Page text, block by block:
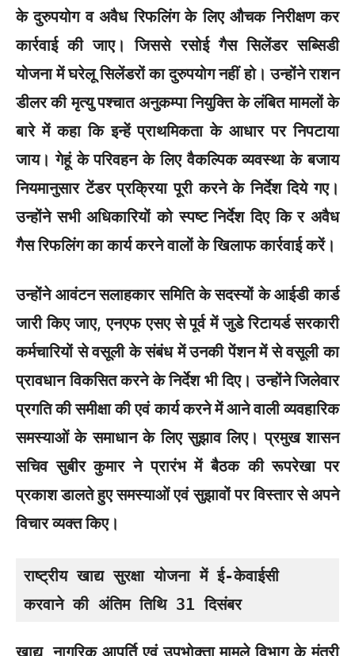
के दुरुपयोग व अवैध रिफलिंग के लिए औचक निरीक्षण कर
कार्रवाई की जाए। जिससे रसोई गैस सिलेंडर सब्सिडी
योजना में घरेलू सिलेंडरों का दुरुपयोग नहीं हो। उन्होंने राशन
डीलर की मृत्यु पश्चात अनुकम्पा नियुक्ति के लंबित मामलों के
बारे में कहा कि इन्हें प्राथमिकता के आधार पर निपटाया
जाय। गेहूं के परिवहन के लिए वैकल्पिक व्यवस्था के बजाय
नियमानुसार टेंडर प्रक्रिया पूरी करने के निर्देश दिये गए।
उन्होंने सभी अधिकारियों को स्पष्ट निर्देश दिए कि र अवैध
गैस रिफलिंग का कार्य करने वालों के खिलाफ कार्रवाई करें।
उन्होंने आवंटन सलाहकार समिति के सदस्यों के आईडी कार्ड
जारी किए जाए, एनएफ एसए से पूर्व में जुडे रिटायर्ड सरकारी
कर्मचारियों से वसूली के संबंध में उनकी पेंशन में से वसूली का
प्रावधान विकसित करने के निर्देश भी दिए। उन्होंने जिलेवार
प्रगति की समीक्षा की एवं कार्य करने में आने वाली व्यवहारिक
समस्याओं के समाधान के लिए सुझाव लिए। प्रमुख शासन
सचिव सुबीर कुमार ने प्रारंभ में बैठक की रूपरेखा पर
प्रकाश डालते हुए समस्याओं एवं सुझावों पर विस्तार से अपने
विचार व्यक्त किए।
राष्ट्रीय खाद्य सुरक्षा योजना में ई-केवाईसी
करवाने की अंतिम तिथि 31 दिसंबर
खाद्य, नागरिक आपूर्ति एवं उपभोक्ता मामले विभाग के मंत्री